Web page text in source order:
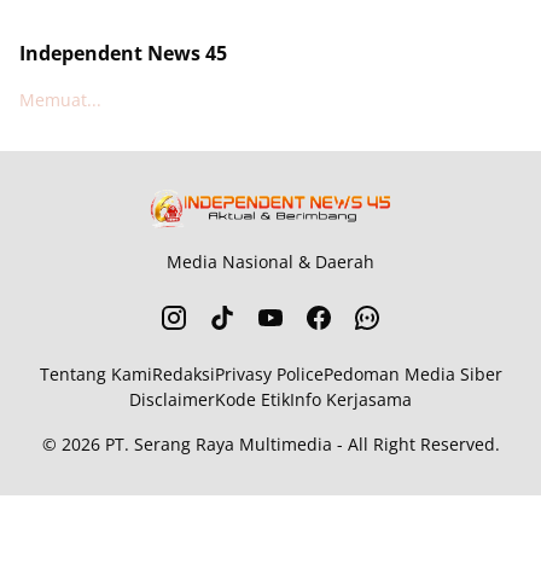
Independent News 45
Memuat...
Media Nasional & Daerah
Tentang KamiRedaksiPrivasy PolicePedoman Media Siber
DisclaimerKode EtikInfo Kerjasama
© 2026 PT. Serang Raya Multimedia - All Right Reserved.